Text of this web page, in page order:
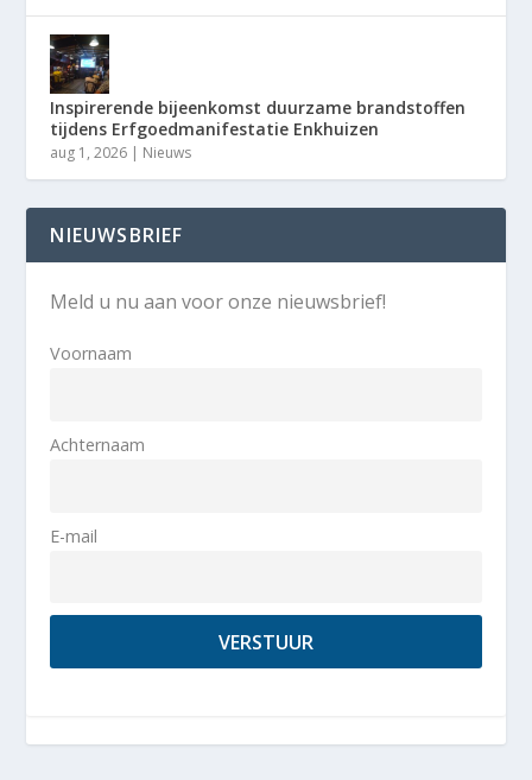
Inspirerende bijeenkomst duurzame brandstoffen
tijdens Erfgoedmanifestatie Enkhuizen
aug 1, 2026 | Nieuws
NIEUWSBRIEF
Meld u nu aan voor onze nieuwsbrief!
Voornaam
Achternaam
E-mail